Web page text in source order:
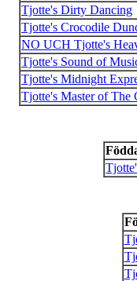
Tjotte's Dirty Dancing
Tjotte's Crocodile
NO UCH Tjotte's
Tjotte's Sound of
Tjotte's Midnight
Tjotte's Master of The